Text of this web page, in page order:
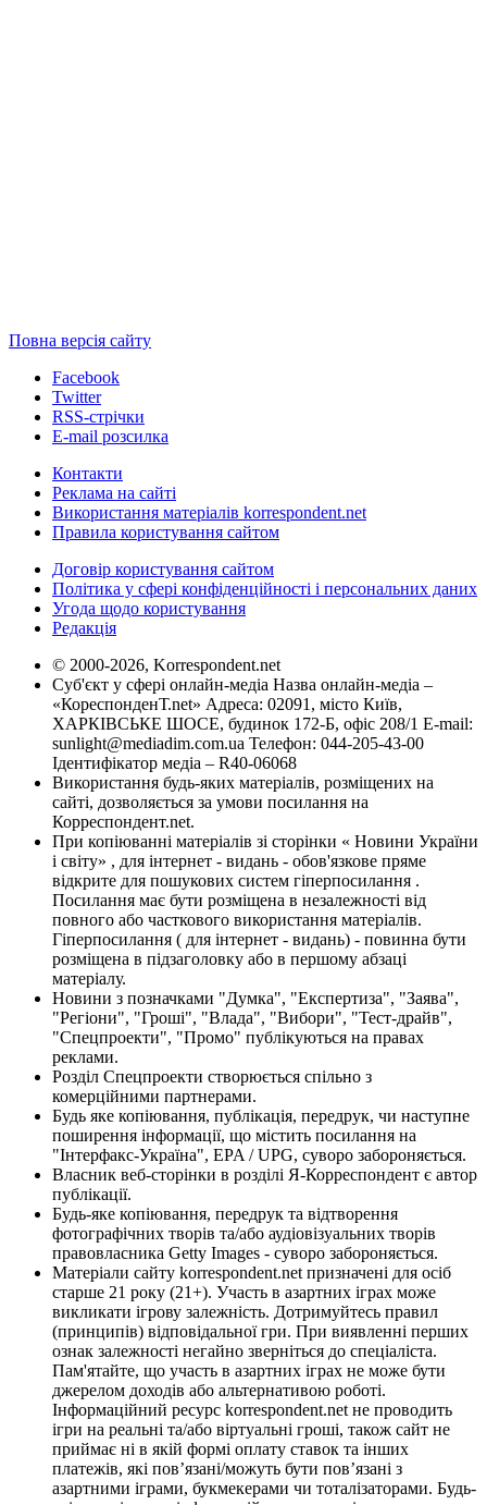
Повна версія сайту
Facebook
Twitter
RSS-стрічки
E-mail розсилка
Контакти
Реклама на сайті
Використання матеріалів korrespondent.net
Правила користування сайтом
Договір користування сайтом
Політика у сфері конфіденційності і персональних даних
Угода щодо користування
Редакція
© 2000-2026, Korrespondent.net
Суб'єкт у сфері онлайн-медіа Назва онлайн-медіа –
«КореспонденТ.net» Адреса: 02091, місто Київ,
ХАРКІВСЬКЕ ШОСЕ, будинок 172-Б, офіс 208/1 E-mail:
sunlight@mediadim.com.ua Телефон: 044-205-43-00
Ідентифікатор медіа – R40-06068
Використання будь-яких матеріалів, розміщених на
сайті, дозволяється за умови посилання на
Корреспондент.net.
При копіюванні матеріалів зі сторінки « Новини України
і світу» , для інтернет - видань - обов'язкове пряме
відкрите для пошукових систем гіперпосилання .
Посилання має бути розміщена в незалежності від
повного або часткового використання матеріалів.
Гіперпосилання ( для інтернет - видань) - повинна бути
розміщена в підзаголовку або в першому абзаці
матеріалу.
Новини з позначками "Думка", "Експертиза", "Заява",
"Регіони", "Гроші", "Влада", "Вибори", "Тест-драйв",
"Спецпроекти", "Промо" публікуються на правах
реклами.
Розділ Спецпроекти створюється спільно з
комерційними партнерами.
Будь яке копіювання, публікація, передрук, чи наступне
поширення інформації, що містить посилання на
"Інтерфакс-Україна", EPA / UPG, суворо забороняється.
Власник веб-сторінки в розділі Я-Корреспондент є автор
публікації.
Будь-яке копіювання, передрук та відтворення
фотографічних творів та/або аудіовізуальних творів
правовласника Getty Images - суворо забороняється.
Матеріали сайту korrespondent.net призначені для осіб
старше 21 року (21+). Участь в азартних іграх може
викликати ігрову залежність. Дотримуйтесь правил
(принципів) відповідальної гри. При виявленні перших
ознак залежності негайно зверніться до спеціаліста.
Пам'ятайте, що участь в азартних іграх не може бути
джерелом доходів або альтернативою роботі.
Інформаційний ресурс korrespondent.net не проводить
ігри на реальні та/або віртуальні гроші, також сайт не
приймає ні в якій формі оплату ставок та інших
платежів, які пов’язані/можуть бути пов’язані з
азартними іграми, букмекерами чи тоталізаторами. Будь-